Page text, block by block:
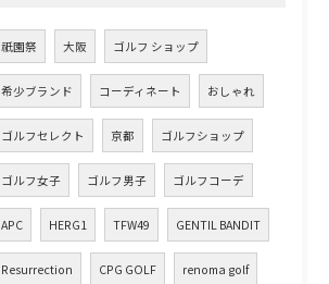
祇園祭 大阪 ゴルフ ショップ
希少ブランド コーディネート おしゃれ
ゴルフセレクト 京都 ゴルフショップ
ゴルフ女子 ゴルフ男子 ゴルフコーデ
APC HERG1 TFW49 GENTIL BANDIT
Resurrection CPG GOLF renoma golf